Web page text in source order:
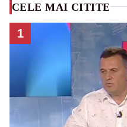
CELE MAI CITITE
1